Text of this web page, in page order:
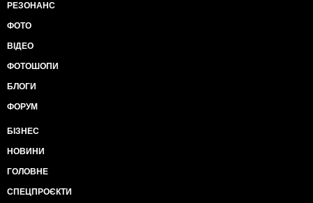
РЕЗОНАНС
ФОТО
ВІДЕО
ФОТОШОПИ
БЛОГИ
ФОРУМ
БІЗНЕС
НОВИНИ
ГОЛОВНЕ
СПЕЦПРОЄКТИ